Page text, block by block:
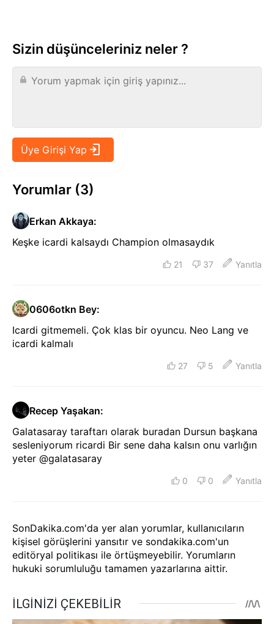
Sizin düşünceleriniz neler ?
Yorumlar (3)
Erkan Akkaya:
Keşke icardi kalsaydı Champion olmasaydık
21 37 Yanıtla
0606otkn Bey:
Icardi gitmemeli. Çok klas bir oyuncu. Neo Lang ve
icardi kalmalı
27 5 Yanıtla
Recep Yaşakan:
Galatasaray taraftarı olarak buradan Dursun başkana
sesleniyorum ricardi Bir sene daha kalsın onu varlığın
yeter @galatasaray
0 0 Yanıtla
SonDakika.com'da yer alan yorumlar, kullanıcıların
kişisel görüşlerini yansıtır ve sondakika.com'un
editöryal politikası ile örtüşmeyebilir. Yorumların
hukuki sorumluluğu tamamen yazarlarına aittir.